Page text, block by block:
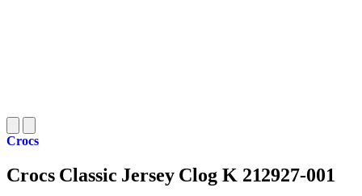
Crocs
Crocs Classic Jersey Clog K 212927-001